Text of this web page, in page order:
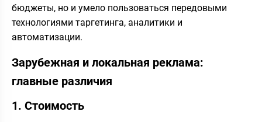
бюджеты, но и умело пользоваться передовыми
технологиями таргетинга, аналитики и
автоматизации.
Зарубежная и локальная реклама:
главные различия
1. Стоимость